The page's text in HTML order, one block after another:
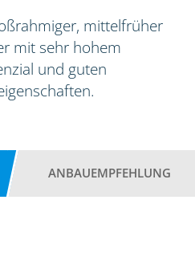
mittelfrüher
mit sehr hohem
und guten
ANBAUEMPFEHLUNG